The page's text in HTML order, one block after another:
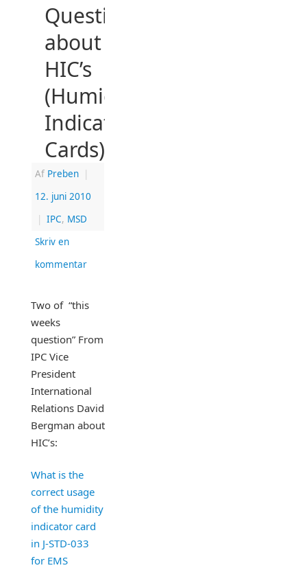
Questions
about
HIC’s
(Humidity
Indicator
Cards)
Af Preben |
12. juni 2010
| IPC, MSD
Skriv en
kommentar
Two of “this
weeks
question” From
IPC Vice
President
International
Relations David
Bergman about
HIC’s:
What is the
correct usage
of the humidity
indicator card
in J-STD-033
for EMS